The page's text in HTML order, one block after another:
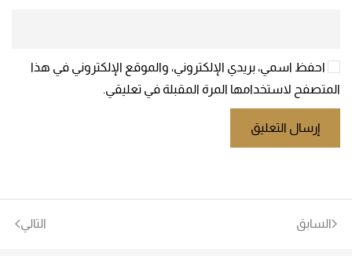
احفظ اسمي، بريدي الإلكتروني، والموقع الإلكتروني في هذا
المتصفح لاستخدامها المرة المقبلة في تعليقي.
إرسال التعليق
السابق التالي